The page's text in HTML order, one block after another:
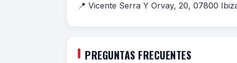
📍 Vicente Serra Y Orvay, 20, 07800
PREGUNTAS FRECUENTES